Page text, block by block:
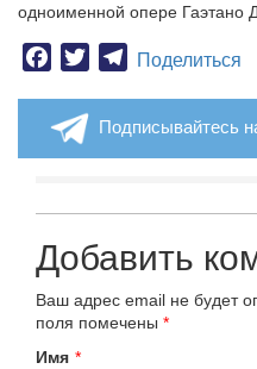
одноименной опере Гаэтано
Facebook
TwitterTelegram
Поделиться
Подписывайтесь
Добавить
Ваш адрес email не будет
поля помечены *
Имя *